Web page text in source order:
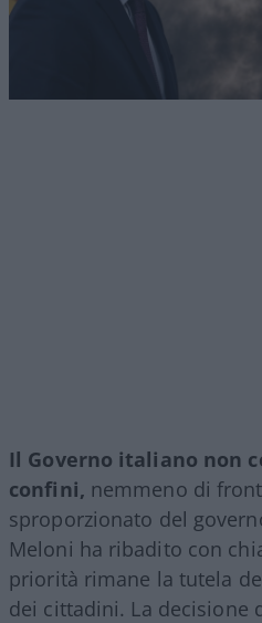
Il Governo italiano non
confini, nemmeno di
sproporzionato del
Meloni ha ribadito con
priorità rimane la tutela
dei cittadini. La decisione